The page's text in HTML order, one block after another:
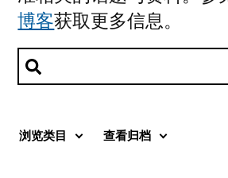
博客获取更多信息。
搜索文章
浏览类目 查看归档